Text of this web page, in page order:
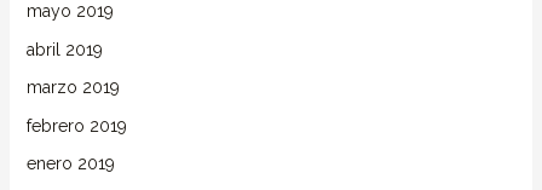
mayo 2019
abril 2019
marzo 2019
febrero 2019
enero 2019